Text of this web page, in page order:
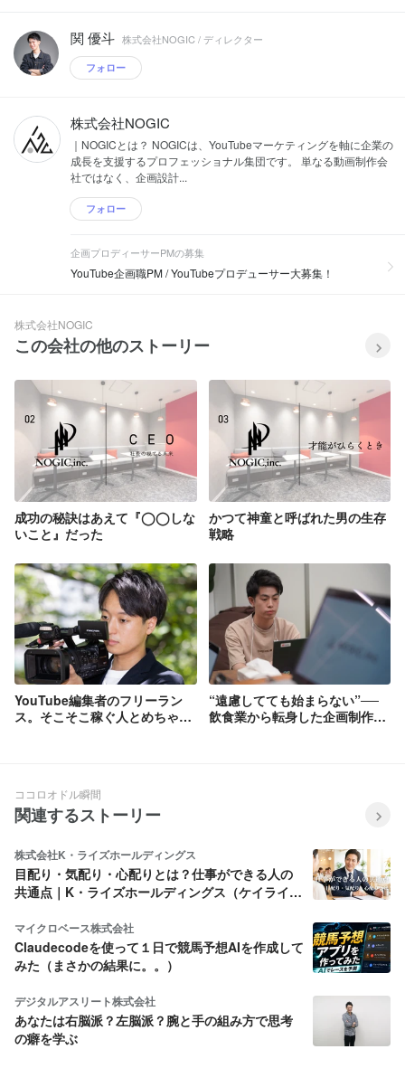
関 優斗 株式会社NOGIC / ディレクター
フォロー
株式会社NOGIC
｜NOGICとは？ NOGICは、YouTubeマーケティングを軸に企業の
成長を支援するプロフェッショナル集団です。 単なる動画制作会
社ではなく、企画設計...
フォロー
企画プロディーサーPMの募集
YouTube企画職PM / YouTubeプロデューサー大募集！
株式会社NOGIC
この会社の他のストーリー
成功の秘訣はあえて『◯◯しな
いこと』だった
かつて神童と呼ばれた男の生存
戦略
YouTube編集者のフリーラン
ス。そこそこ稼ぐ人とめちゃく
“遠慮してても始まらない”──
飲食業から転身した企画制作者
ココロオドル瞬間
関連するストーリー
株式会社K・ライズホールディングス
目配り・気配り・心配りとは？仕事ができる人の
共通点｜K・ライズホールディングス（ケイライ
マイクロベース株式会社
Claudecodeを使って１日で競馬予想AIを作成して
みた（まさかの結果に。。）
デジタルアスリート株式会社
あなたは右脳派？左脳派？腕と手の組み方で思考
の癖を学ぶ